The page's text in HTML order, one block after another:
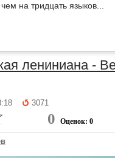
на тридцать языков...
лениниана -
3071
0 Оценок: 0